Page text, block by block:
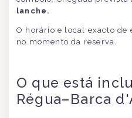
lanche.
O horário e local exacto de
no momento da reserva.
O que está
Régua–Barca